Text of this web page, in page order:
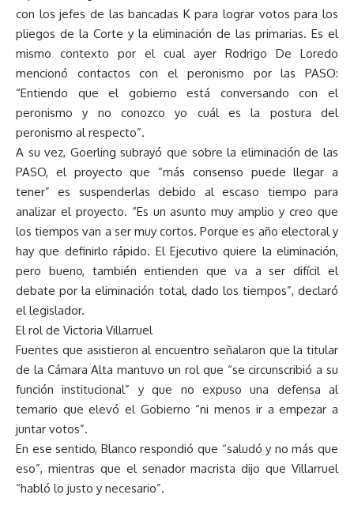
con los jefes de las bancadas K para lograr votos para los
pliegos de la Corte y la eliminación de las primarias. Es el
mismo contexto por el cual ayer Rodrigo De Loredo
mencionó contactos con el peronismo por las PASO:
“Entiendo que el gobierno está conversando con el
peronismo y no conozco yo cuál es la postura del
peronismo al respecto”.
A su vez, Goerling subrayó que sobre la eliminación de las
PASO, el proyecto que “más consenso puede llegar a
tener” es suspenderlas debido al escaso tiempo para
analizar el proyecto. “Es un asunto muy amplio y creo que
los tiempos van a ser muy cortos. Porque es año electoral y
hay que definirlo rápido. El Ejecutivo quiere la eliminación,
pero bueno, también entienden que va a ser difícil el
debate por la eliminación total, dado los tiempos”, declaró
el legislador.
El rol de Victoria Villarruel
Fuentes que asistieron al encuentro señalaron que la titular
de la Cámara Alta mantuvo un rol que “se circunscribió a su
función institucional” y que no expuso una defensa al
temario que elevó el Gobierno “ni menos ir a empezar a
juntar votos”.
En ese sentido, Blanco respondió que “saludó y no más que
eso”, mientras que el senador macrista dijo que Villarruel
“habló lo justo y necesario”.